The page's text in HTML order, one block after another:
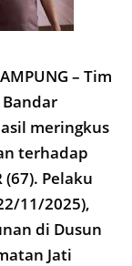
– Tim
meringkus
terhadap
Pelaku
11/2025),
di Dusun
Jati